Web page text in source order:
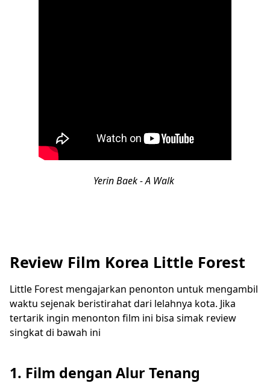
Yerin Baek - A Walk
Review Film Korea Little Forest
Little Forest mengajarkan penonton untuk mengambil
waktu sejenak beristirahat dari lelahnya kota. Jika
tertarik ingin menonton film ini bisa simak review
singkat di bawah ini
1. Film dengan Alur Tenang